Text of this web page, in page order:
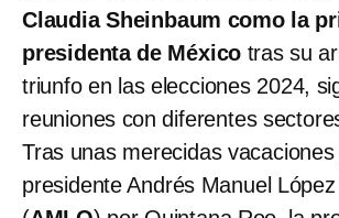
Claudia Sheinbaum como la
presidenta de México tras su
triunfo en las elecciones 2024,
reuniones con diferentes
Tras unas merecidas vacaciones
presidente Andrés Manuel